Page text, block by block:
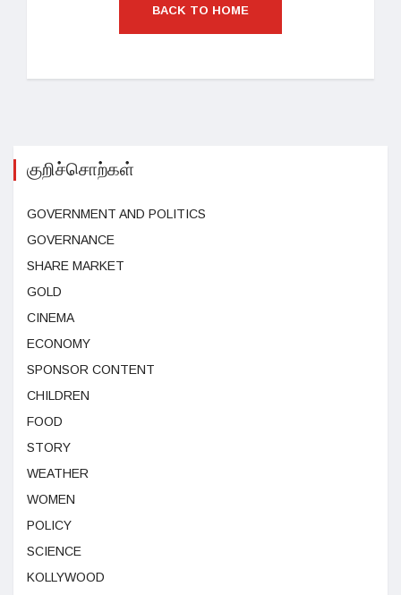
BACK TO HOME
குறிச்சொற்கள்
GOVERNMENT AND POLITICS
GOVERNANCE
SHARE MARKET
GOLD
CINEMA
ECONOMY
SPONSOR CONTENT
CHILDREN
FOOD
STORY
WEATHER
WOMEN
POLICY
SCIENCE
KOLLYWOOD